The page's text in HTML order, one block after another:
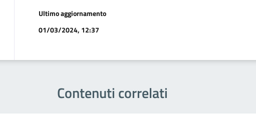
Ultimo aggiornamento
01/03/2024, 12:37
Contenuti correlati